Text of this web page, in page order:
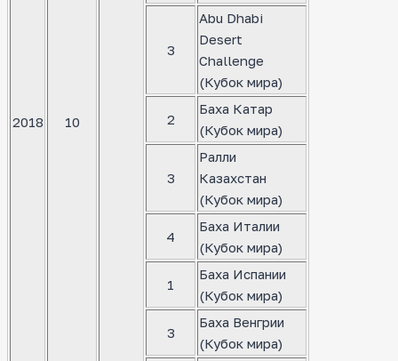
2018 10
3
Abu Dhabi
Desert
Challenge
(Кубок мира)
2
Баха Катар
(Кубок мира)
3
Ралли
Казахстан
(Кубок мира)
4
Баха Италии
(Кубок мира)
1
Баха Испании
(Кубок мира)
3
Баха Венгрии
(Кубок мира)